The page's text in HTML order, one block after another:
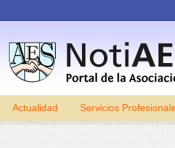
Actualidad Servicios